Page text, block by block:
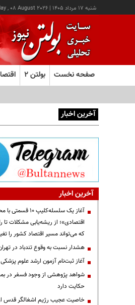
شنبه ۱۷ مرداد ۱۴۰۵ |
, 08 August 2026
صفحه نخست بولتن ۲
آخرین اخبار
آخرین اخبار
آغاز یک سلسله‌کلیپ ۱۰
اقتصادی»؛ از ریشه‌یابی مشکلات تا
که می‌تواند مسیر اقتصاد کشور را
هشدار نسبت به وقوع تندباد در
آغاز ثبت‌نام آزمون ارشد علوم پزشکی
شواهد پژوهشی از وجود فسفر در
حکایت دارد
خاصیت عجیب رژیم اشغالگر قدس